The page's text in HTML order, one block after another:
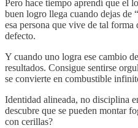
Pero hace tiempo aprendí que el
buen logro llega cuando dejas de
esa persona que vive de tal
defecto.
Y cuando uno logra ese cambio
resultados. Consigue sentirse
se convierte en combustible
Identidad alineada, no disciplina
descubre que se pueden montar
con cerillas?